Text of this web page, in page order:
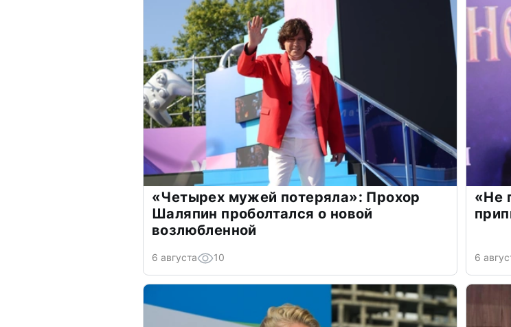
«Четырех мужей потеряла»: Прохор
Шаляпин проболтался о новой
возлюбленной
6 августа 10
«Не
6